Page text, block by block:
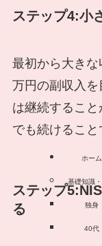
ステップ4:小
最初から大き
万円の副収入
は継続するこ
でも続けること
ステップ
る
ホーム
基礎知識
独身
40代